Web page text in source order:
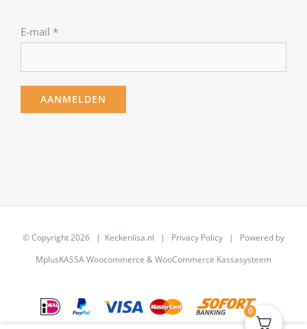
E-mail *
© Copyright2026 | Keckenlisa.nl | Privacy Policy | Powered by
MplusKASSA Woocommerce &WooCommerce Kassasysteem
0